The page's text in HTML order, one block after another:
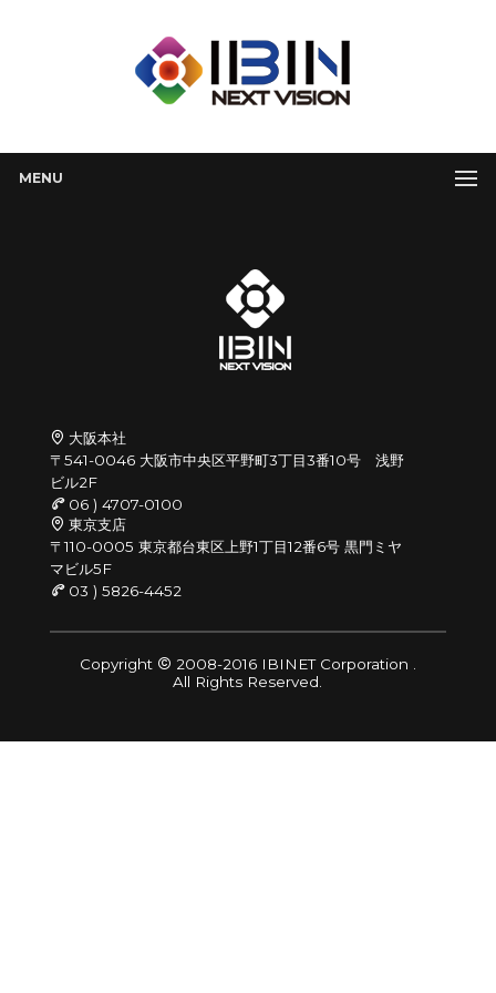
MENU
大阪本社
〒541-0046 大阪市中央区平野町3丁目3番10号 浅野
ビル2F
06 ) 4707-0100
東京支店
〒110-0005 東京都台東区上野1丁目12番6号 黒門ミヤ
マビル5F
03 ) 5826-4452
Copyright
2008-2016 IBINET Corporation .
All Rights Reserved.